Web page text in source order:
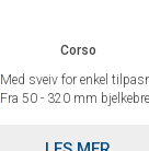
Corso
Med sveiv for enkel
Fra 50 - 320 mm